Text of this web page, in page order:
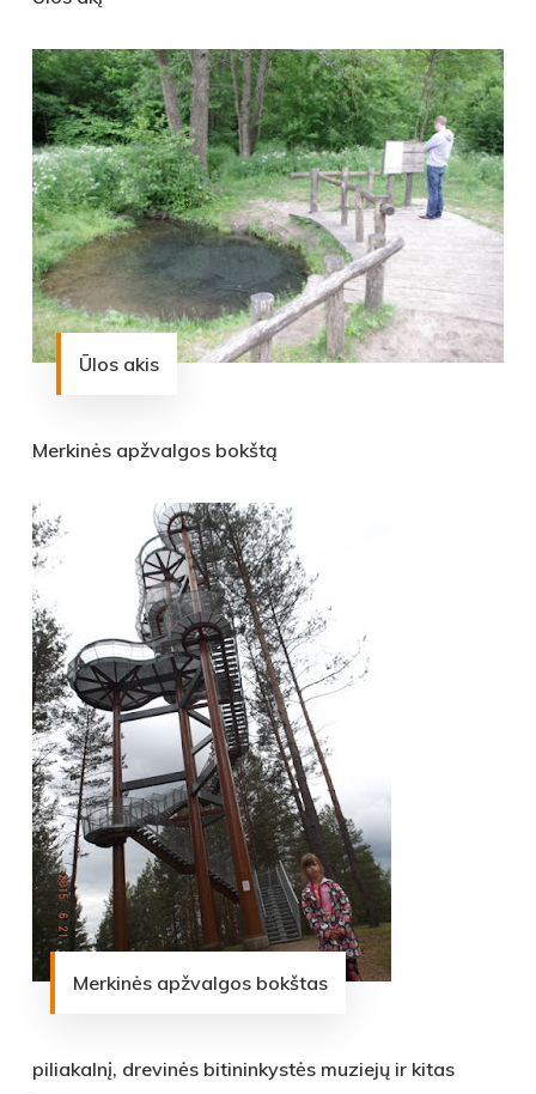
Ūlos akis
Merkinės apžvalgos bokštą
Merkinės apžvalgos bokštas
piliakalnį, drevinės bitininkystės muziejų ir kitas